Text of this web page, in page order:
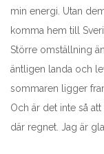
min energi. Utan
komma hem till
Större omställning
äntligen landa och
sommaren ligger
Och är det inte så
där regnet. Jag är